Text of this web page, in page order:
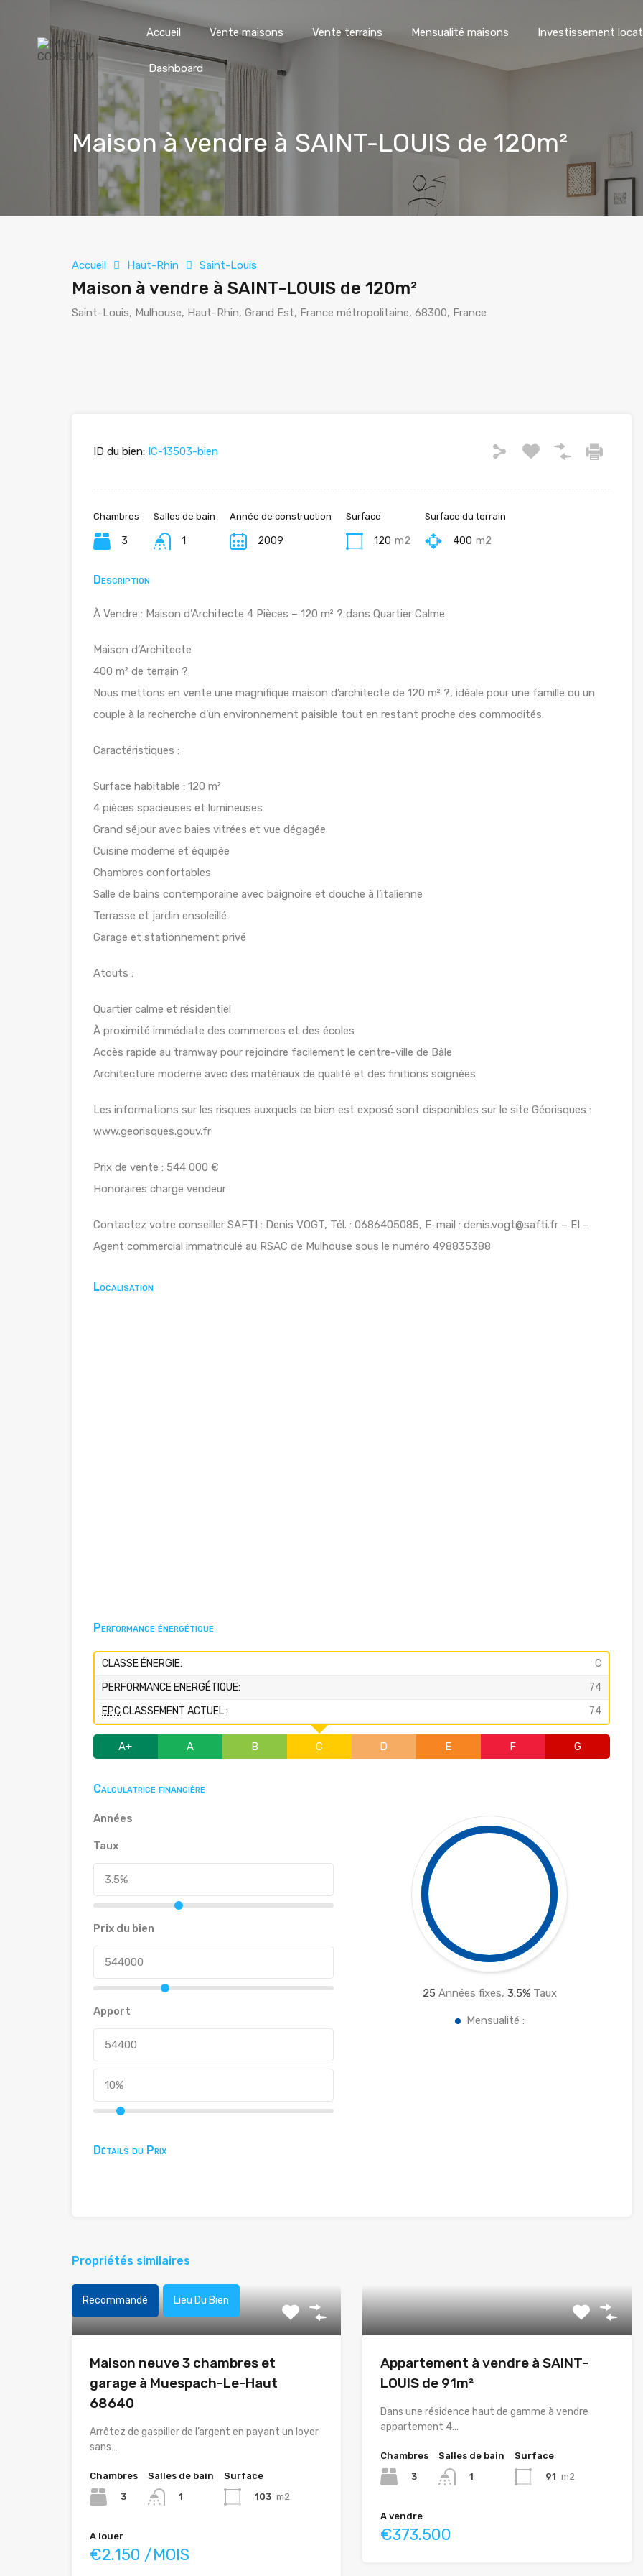
Accueil Vente maisons Vente terrains Mensualité maisons Investissement
Dashboard
Maison à vendre à SAINT-LOUIS de 120m²
Accueil Haut-Rhin Saint-Louis
Maison à vendre à SAINT-LOUIS de 120m²
Saint-Louis, Mulhouse, Haut-Rhin, Grand Est, France métropolitaine, 68300, France
ID du bien: IC-13503-bien
Chambres
3
Salles de bain
1
Année de construction
2009
Surface
120 m2
Surface du terrain
400 m2
Description
À Vendre : Maison d’Architecte 4 Pièces – 120 m² ? dans Quartier Calme
Maison d’Architecte
400 m² de terrain ?
Nous mettons en vente une magnifique maison d’architecte de 120 m² ?, idéale pour une famille ou un
couple à la recherche d’un environnement paisible tout en restant proche des commodités.
Caractéristiques :
Surface habitable : 120 m²
4 pièces spacieuses et lumineuses
Grand séjour avec baies vitrées et vue dégagée
Cuisine moderne et équipée
Chambres confortables
Salle de bains contemporaine avec baignoire et douche à l’italienne
Terrasse et jardin ensoleillé
Garage et stationnement privé
Atouts :
Quartier calme et résidentiel
À proximité immédiate des commerces et des écoles
Accès rapide au tramway pour rejoindre facilement le centre-ville de Bâle
Architecture moderne avec des matériaux de qualité et des finitions soignées
Les informations sur les risques auxquels ce bien est exposé sont disponibles sur le site Géorisques :
www.georisques.gouv.fr
Prix de vente : 544 000 €
Honoraires charge vendeur
Contactez votre conseiller SAFTI : Denis VOGT, Tél. : 0686405085, E-mail : denis.vogt@safti.fr – EI –
Agent commercial immatriculé au RSAC de Mulhouse sous le numéro 498835388
Localisation
Performance énergétique
CLASSE ÉNERGIE:
C
PERFORMANCE ENERGÉTIQUE:
74
EPCCLASSEMENT ACTUEL : 74
A+ A B C D E F G
Calculatrice financière
Années
Taux
Prix du bien
Apport
25 Années fixes, 3.5%Taux
Mensualité :
Détails du Prix
Propriétés similaires
Recommandé Lieu Du Bien
Maison neuve 3 chambres et
garage à Muespach-Le-Haut
68640
Arrêtez de gaspiller de l’argent en payant un loyer
sans…
Chambres
3
Salles de bain
1
Surface
103 m2
A louer
€2.150 /MOIS
Appartement à vendre à SAINT-
LOUIS de 91m²
Dans une résidence haut de gamme à vendre
appartement 4…
Chambres
3
Salles de bain
1
Surface
91 m2
A vendre
€373.500